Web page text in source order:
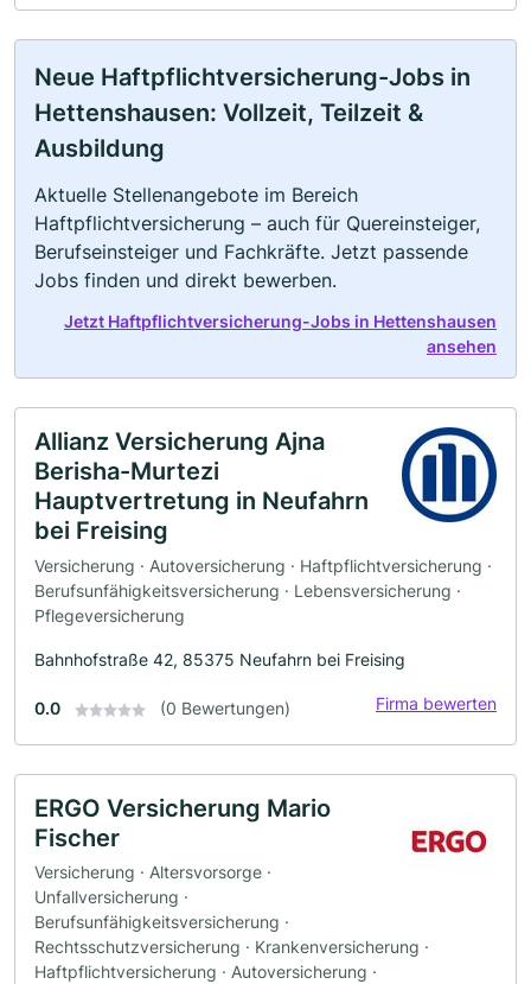
Neue Haftpflichtversicherung-Jobs in
Hettenshausen: Vollzeit, Teilzeit &
Ausbildung
Aktuelle Stellenangebote im Bereich
Haftpflichtversicherung – auch für Quereinsteiger,
Berufseinsteiger und Fachkräfte. Jetzt passende
Jobs finden und direkt bewerben.
Jetzt Haftpflichtversicherung-Jobs in Hettenshausen
ansehen
Allianz Versicherung Ajna
Berisha-Murtezi
Hauptvertretung in Neufahrn
bei Freising
Versicherung · Autoversicherung · Haftpflichtversicherung ·
Berufsunfähigkeitsversicherung · Lebensversicherung ·
Pflegeversicherung
Bahnhofstraße 42, 85375 Neufahrn bei Freising
0.0 (0 Bewertungen) Firma bewerten
ERGO Versicherung Mario
Fischer
Versicherung · Altersvorsorge ·
Unfallversicherung ·
Berufsunfähigkeitsversicherung ·
Rechtsschutzversicherung · Krankenversicherung ·
Haftpflichtversicherung · Autoversicherung ·